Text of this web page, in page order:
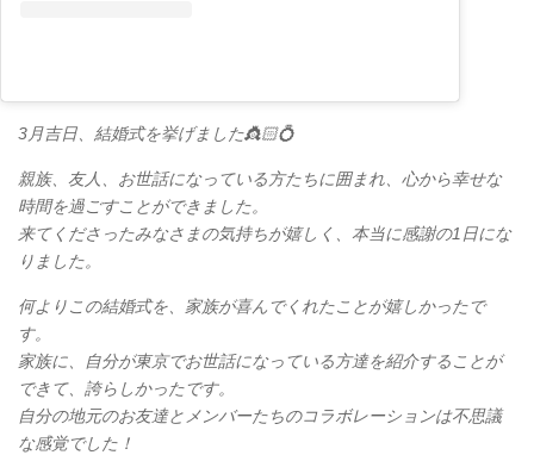
3月吉日、結婚式を挙げました👸🏻💍
親族、友人、お世話になっている方たちに囲まれ、心から幸せな
時間を過ごすことができました。
来てくださったみなさまの気持ちが嬉しく、本当に感謝の1日にな
りました。
何よりこの結婚式を、家族が喜んでくれたことが嬉しかったで
す。
家族に、自分が東京でお世話になっている方達を紹介することが
できて、誇らしかったです。
自分の地元のお友達とメンバーたちのコラボレーションは不思議
な感覚でした！